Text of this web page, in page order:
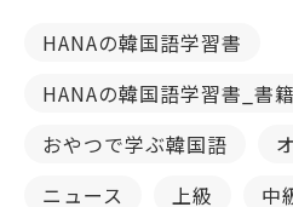
HANAの韓国語学習書
HANAの韓国語学習書_書
おやつで学ぶ韓国語
ニュース
上級 中